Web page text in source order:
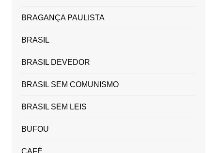
BRAGANÇA PAULISTA
BRASIL
BRASIL DEVEDOR
BRASIL SEM COMUNISMO
BRASIL SEM LEIS
BUFOU
CAFÉ